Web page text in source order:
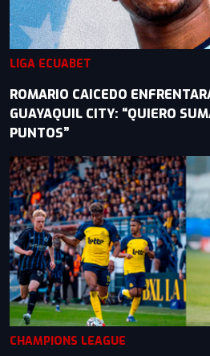
LIGA ECUABET
ROMARIO CAICEDO
GUAYAQUIL CITY: “QUIERO
PUNTOS”
CHAMPIONS LEAGUE